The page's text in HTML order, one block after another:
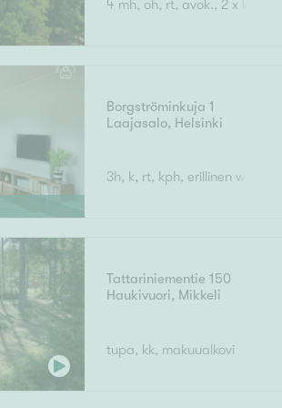
4 mh, oh, rt, avok., 2 x kph,
Borgströminkuja 1
Laajasalo, Helsinki
3h, k, rt, kph, erillinen wc, vh,
Tattariniementie 150
Haukivuori, Mikkeli
tupa, kk, makuualkovi